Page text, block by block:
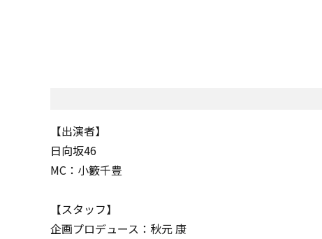
【出演者】
日向坂46
MC：小籔千豊
【スタッフ】
企画プロデュース：秋元 康